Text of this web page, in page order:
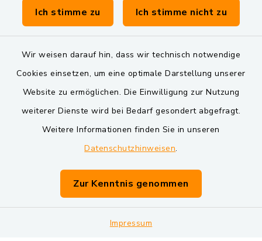
Ich stimme zu Ich stimme nicht zu
Wir weisen darauf hin, dass wir technisch notwendige
Cookies einsetzen, um eine optimale Darstellung unserer
Website zu ermöglichen. Die Einwilligung zur Nutzung
weiterer Dienste wird bei Bedarf gesondert abgefragt.
Weitere Informationen finden Sie in unseren
Datenschutzhinweisen.
Zur Kenntnis genommen
Impressum
Verwaltungsgemeinschaft Schwarzenfeld
Barrierefreiheit
Impressum
Sitemap